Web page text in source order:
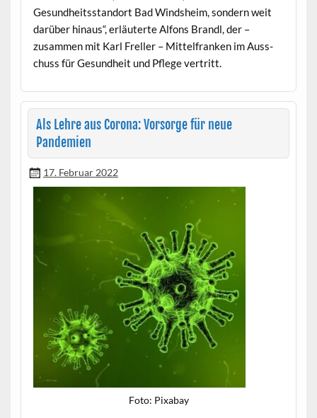
Gesund­heits­stan­dort Bad Wind­sheim, son­dern weit
darüber hin­aus“, erläuterte Alfons Bran­dl, der –
zusam­men mit Karl Freller – Mit­tel­franken im Auss­
chuss für Gesund­heit und Pflege vertritt.
Als Lehre aus Corona: Vorsorge für neue
Pandemien
17. Februar 2022
Foto: Pix­abay